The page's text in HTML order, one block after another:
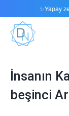
İnsanın
beşinci
✨Yapay